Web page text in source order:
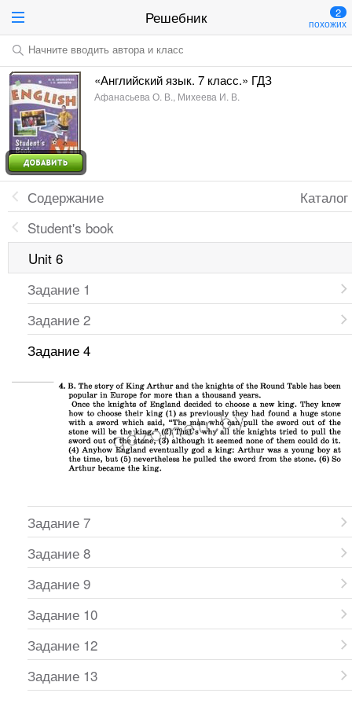
Решебник 2
похожих
Начните вводить автора и класс
«Английский язык. 7 класс.» ГДЗ
Афанасьева О. В., Михеева И. В.
Каталог
Содержание
Student's book
Unit 6
Задание 1
Задание 2
Задание 4
Задание 7
Задание 8
Задание 9
Задание 10
Задание 12
Задание 13